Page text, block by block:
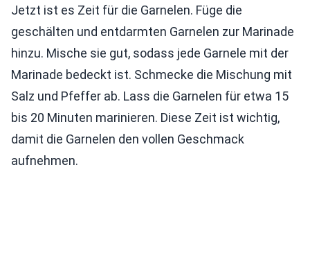
Jetzt ist es Zeit für die Garnelen. Füge die
geschälten und entdarmten Garnelen zur Marinade
hinzu. Mische sie gut, sodass jede Garnele mit der
Marinade bedeckt ist. Schmecke die Mischung mit
Salz und Pfeffer ab. Lass die Garnelen für etwa 15
bis 20 Minuten marinieren. Diese Zeit ist wichtig,
damit die Garnelen den vollen Geschmack
aufnehmen.